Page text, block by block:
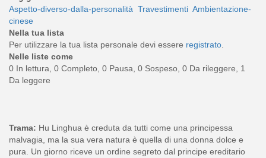
Aspetto-diverso-dalla-personalità Travestimenti Ambientazione-
cinese
Nella tua lista
Per utilizzare la tua lista personale devi essere registrato.
Nelle liste come
0 In lettura, 0 Completo, 0 Pausa, 0 Sospeso, 0 Da rileggere, 1
Da leggere
Trama: Hu Linghua è creduta da tutti come una principessa
malvagia, ma la sua vera natura è quella di una donna dolce e
pura. Un giorno riceve un ordine segreto dal principe ereditario